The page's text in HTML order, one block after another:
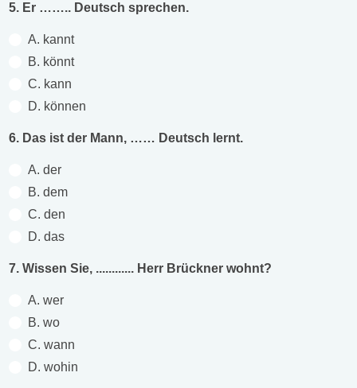
5. Er …….. Deutsch sprechen.
A. kannt
B. könnt
C. kann
D. können
6. Das ist der Mann, …… Deutsch lernt.
A. der
B. dem
C. den
D. das
7. Wissen Sie, ............ Herr Brückner wohnt?
A. wer
B. wo
C. wann
D. wohin